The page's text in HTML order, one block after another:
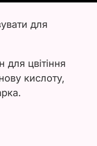
для
для цвітіння
кислоту,